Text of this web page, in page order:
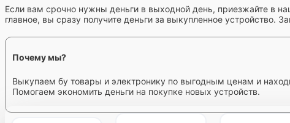
Если вам срочно нужны деньги в выходной день, приезжайте в
главное, вы сразу получите деньги за выкупленное устройство.
Почему мы?
Выкупаем бу товары и электронику по выгодным ценам и
Помогаем экономить деньги на покупке новых устройств.